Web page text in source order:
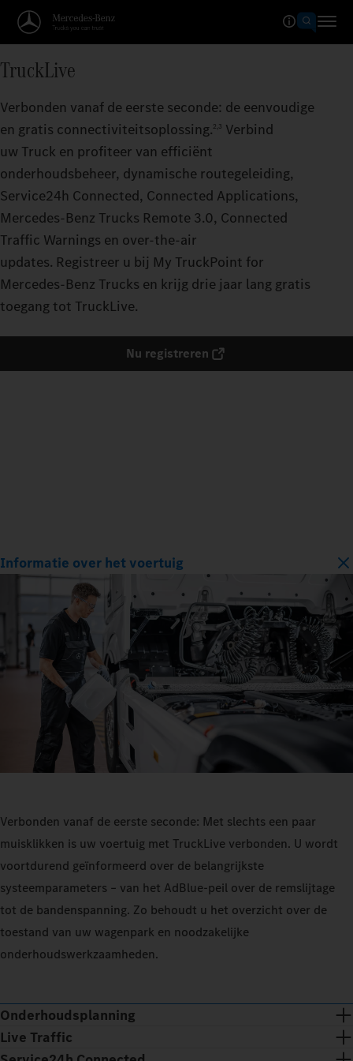
TruckLive
Verbonden vanaf de eerste seconde: de eenvoudige
en gratis connectiviteitsoplossing.2,3 Verbind
uw Truck en profiteer van efficiënt
onderhoudsbeheer, dynamische routegeleiding,
Service24h Connected, Connected Applications,
Mercedes‑Benz Trucks Remote 3.0, Connected
Traffic Warnings en over-the-air
updates. Registreer u bij My TruckPoint for
Mercedes‑Benz Trucks en krijg drie jaar lang gratis
toegang tot TruckLive.
Nu registreren
Informatie over het voertuig
Verbonden vanaf de eerste seconde: Met slechts een paar
muisklikken is uw voertuig met TruckLive verbonden. U wordt
voortdurend geïnformeerd over de belangrijkste
systeemparameters – van het AdBlue-peil over de remslijtage
tot de bandenspanning. Zo behoudt u het overzicht over de
toestand van uw wagenpark en noodzakelijke
onderhoudswerkzaamheden.
Onderhoudsplanning
Live Traffic